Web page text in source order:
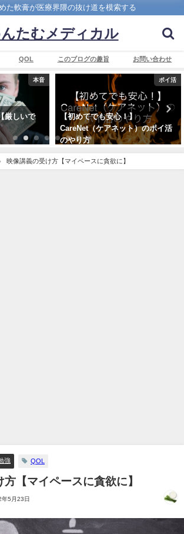
た軟膏が医療界隈の抜け道を模索する
たむメディカル
QOL このブログの趣旨 お問い合わせ
本音
厳しいで
ポイ活
【初めてでも安心！】
CareNet（ケアネット）のポイ活
のやり方
映像講義の受け方【マイペースに貪欲に】
強 QOL
方【マイペースに貪欲に】
年5月23日